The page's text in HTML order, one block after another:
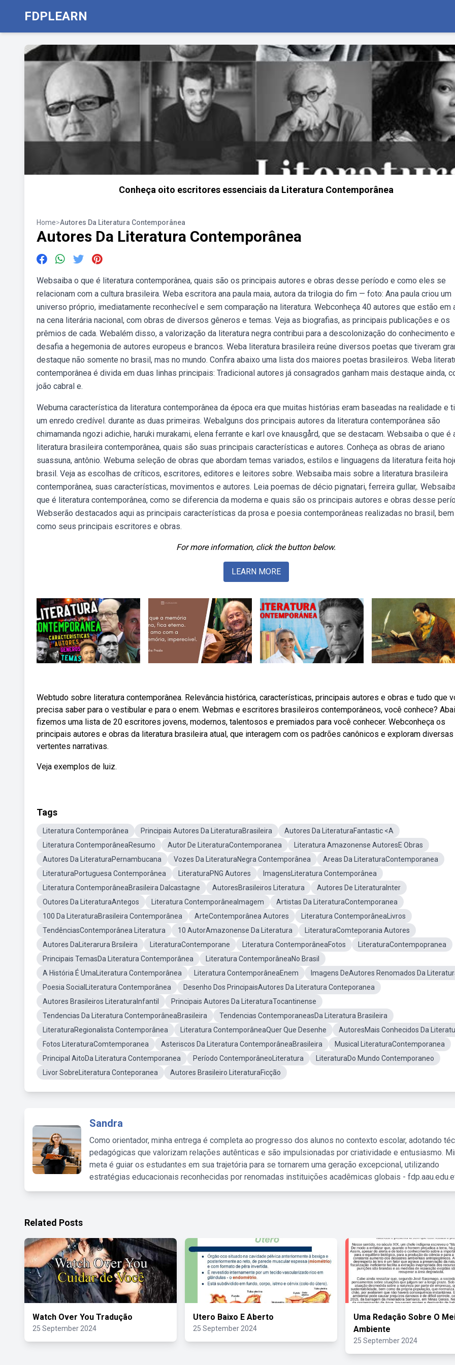
FDPLEARN
Conheça oito escritores essenciais da Literatura Contemporânea
Home>Autores Da Literatura Contemporânea
Autores Da Literatura Contemporânea
Websaiba o que é literatura contemporânea, quais são os principais autores e obras desse período e como eles se
relacionam com a cultura brasileira. Weba escritora ana paula maia, autora da trilogia do fim — foto: Ana paula criou um
universo próprio, imediatamente reconhecível e sem comparação na literatura. Webconheça 40 autores que estão em
na cena literária nacional, com obras de diversos gêneros e temas. Veja as biografias, as principais publicações e os
prêmios de cada. Webalém disso, a valorização da literatura negra contribui para a descolonização do conhecimento e
desafia a hegemonia de autores europeus e brancos. Weba literatura brasileira reúne diversos poetas que tiveram
destaque não somente no brasil, mas no mundo. Confira abaixo uma lista dos maiores poetas brasileiros. Weba
contemporânea é divida em duas linhas principais: Tradicional autores já consagrados ganham mais destaque ainda,
joão cabral e.
Webuma característica da literatura contemporânea da época era que muitas histórias eram baseadas na realidade e
um enredo credível. durante as duas primeiras. Webalguns dos principais autores da literatura contemporânea são
chimamanda ngozi adichie, haruki murakami, elena ferrante e karl ove knausgård, que se destacam. Websaiba o que é
literatura brasileira contemporânea, quais são suas principais características e autores. Conheça as obras de ariano
suassuna, antônio. Webuma seleção de obras que abordam temas variados, estilos e linguagens da literatura feita
brasil. Veja as escolhas de críticos, escritores, editores e leitores sobre. Websaiba mais sobre a literatura brasileira
contemporânea, suas características, movimentos e autores. Leia poemas de décio pignatari, ferreira gullar,.
que é literatura contemporânea, como se diferencia da moderna e quais são os principais autores e obras desse
Webserão destacados aqui as principais características da prosa e poesia contemporâneas realizadas no brasil, bem
como seus principais escritores e obras.
For more information, click the button below.
LEARN MORE
Webtudo sobre literatura contemporânea. Relevância histórica, características, principais autores e obras e tudo que
precisa saber para o vestibular e para o enem. Webmas e escritores brasileiros contemporâneos, você conhece?
fizemos uma lista de 20 escritores jovens, modernos, talentosos e premiados para você conhecer. Webconheça os
principais autores e obras da literatura brasileira atual, que interagem com os padrões canônicos e exploram diversas
vertentes narrativas.
Veja exemplos de luiz.
Tags
Literatura Contemporânea Principais Autores Da LiteraturaBrasileira
Autores Da LiteraturaFantastic <A
Literatura ContemporâneaResumo
Autor De LiteraturaContemporanea
Literatura Amazonense AutoresE Obras
Autores Da LiteraturaPernambucana
Vozes Da LiteraturaNegra Contemporânea
Areas Da LiteraturaContemporanea
LiteraturaPortuguesa Contemporânea
LiteraturaPNG Autores
ImagensLiteratura Contemporânea
Literatura ContemporâneaBrasileira Dalcastagne
AutoresBrasileiros Literatura
Autores De LiteraturaInter
Outores Da LiteraturaAntegos
Literatura ContemporâneaImagem
Artistas Da LiteraturaContemporanea
100 Da LiteraturaBrasileira Contemporânea
ArteContemporânea Autores
Literatura ContemporâneaLivros
TendênciasContemporânea Literatura
10 AutorAmazonense Da Literatura
LiteraturaComteporania Autores
Autores DaLiterarura Brsileira
LiteraturaContemporane Literatura ContemporâneaFotos
LiteraturaContempopranea
Principais TemasDa Literatura Contemporânea
Literatura ContemporâneaNo Brasil
A História É UmaLiteratura Contemporânea
Literatura ContemporâneaEnem
Imagens DeAutores Renomados Da
Poesia SocialLiteratura Contemporânea
Desenho Dos PrincipaisAutores Da Literatura Conteporanea
Autores Brasileiros LiteraturaInfantil
Principais Autores Da LiteraturaTocantinense
Tendencias Da Literatura ContemporâneaBrasileira
Tendencias ContemporaneasDa Literatura Brasileira
LiteraturaRegionalista Contemporânea
Literatura ContemporâneaQuer Que Desenhe
AutoresMais Conhecidos Da
Fotos LiteraturaComtemporanea
Asteriscos Da Literatura ContemporâneaBrasileira
Musical LiteraturaContemporanea
Principal AitoDa Literatura Contemporanea
Período ContemporâneoLiteratura
LiteraturaDo Mundo Contemporaneo
Livor SobreLiteratura Conteporanea
Autores Brasileiro LiteraturaFicção
Sandra
Como orientador, minha entrega é completa ao progresso dos alunos no contexto escolar, adotando
pedagógicas que valorizam relações autênticas e são impulsionadas por criatividade e entusiasmo.
meta é guiar os estudantes em sua trajetória para se tornarem uma geração excepcional, utilizando
estratégias educacionais reconhecidas por renomadas instituições acadêmicas globais -
Related Posts
Watch Over You Tradução
25 September 2024
Utero Baixo E Aberto
25 September 2024
Uma Redação Sobre O
Ambiente
25 September 2024